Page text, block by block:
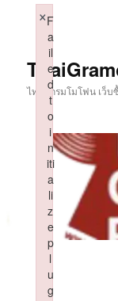
ไทยแกรมโมโฟน เว็บ
F
a
il
e
d
t
o
i
n
iti
a
li
z
e
p
l
u
g
×